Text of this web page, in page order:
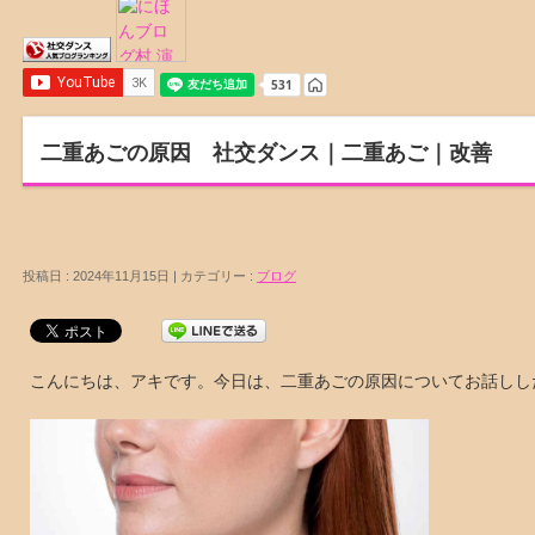
二重あごの原因 社交ダンス｜二重あご｜改善
投稿日 : 2024年11月15日 | カテゴリー : ブログ
こんにちは、アキです。今日は、二重あごの原因についてお話しし